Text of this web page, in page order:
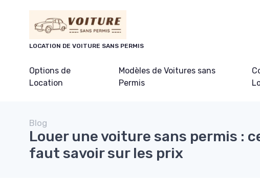
LOCATION DE VOITURE SANS PERMIS
Options de
Location
Modèles de Voitures sans
Permis
Blog
Louer une voiture sans permis :
faut savoir sur les prix